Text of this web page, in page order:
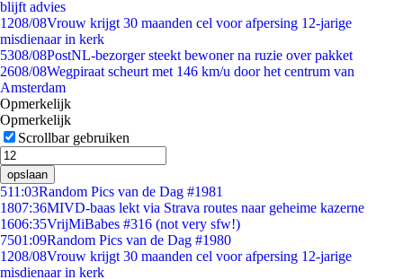
blijft advies
1208/08Vrouw krijgt 30 maanden cel voor afpersing 12-jarige
misdienaar in kerk
5308/08PostNL-bezorger steekt bewoner na ruzie over pakket
2608/08Wegpiraat scheurt met 146 km/u door het centrum van
Amsterdam
Opmerkelijk
Opmerkelijk
Scrollbar gebruiken
opslaan
511:03Random Pics van de Dag #1981
1807:36MIVD-baas lekt via Strava routes naar geheime kazerne
1606:35VrijMiBabes #316 (not very sfw!)
7501:09Random Pics van de Dag #1980
1208/08Vrouw krijgt 30 maanden cel voor afpersing 12-jarige
misdienaar in kerk